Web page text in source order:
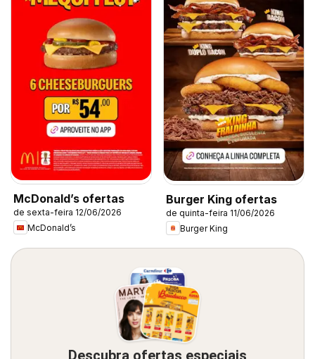
McDonald’s ofertas
de sexta-feira 12/06/2026
McDonald’s
Burger King ofertas
de quinta-feira 11/06/2026
Burger King
Descubra ofertas especiais